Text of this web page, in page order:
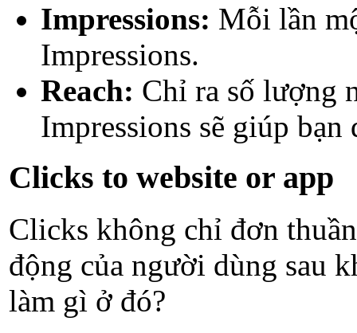
Impressions: Mỗi lần
Impressions.
Reach: Chỉ ra số lượng
Impressions sẽ giúp
Clicks to website or app
Clicks không chỉ đơn
động của người dùng sau
làm gì ở đó?